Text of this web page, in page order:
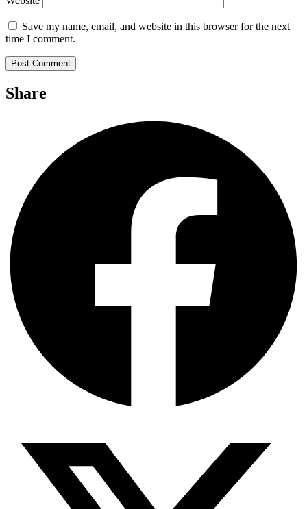
Save my name, email, and website in this browser for the next
time I comment.
Share